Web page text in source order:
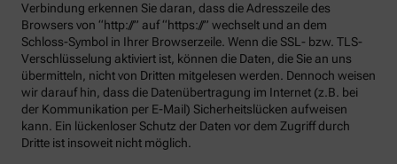
Verbindung erkennen Sie daran, dass die Adresszeile des
Browsers von “http://” auf “https://” wechselt und an dem
Schloss-Symbol in Ihrer Browserzeile. Wenn die SSL- bzw. TLS-
Verschlüsselung aktiviert ist, können die Daten, die Sie an uns
übermitteln, nicht von Dritten mitgelesen werden. Dennoch weisen
wir darauf hin, dass die Datenübertragung im Internet (z.B. bei
der Kommunikation per E-Mail) Sicherheitslücken aufweisen
kann. Ein lückenloser Schutz der Daten vor dem Zugriff durch
Dritte ist insoweit nicht möglich.